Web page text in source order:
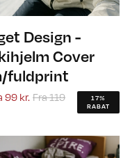
Design -
Cover
fuldprint
99 kr. Fra119
17%
RABAT